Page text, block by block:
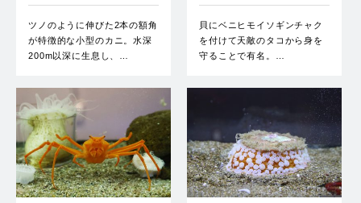
ツノのように伸びた2本の額角
が特徴的な小型のカニ。水深
200m以深に生息し、…
貝にベニヒモイソギンチャク
を付けて天敵のタコから身を
守ることで有名。…